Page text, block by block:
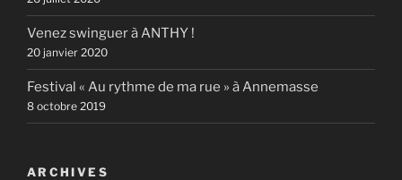
Venez swinguer à ANTHY !
20 janvier 2020
Festival « Au rythme de ma rue » à Annemasse
8 octobre 2019
ARCHIVES